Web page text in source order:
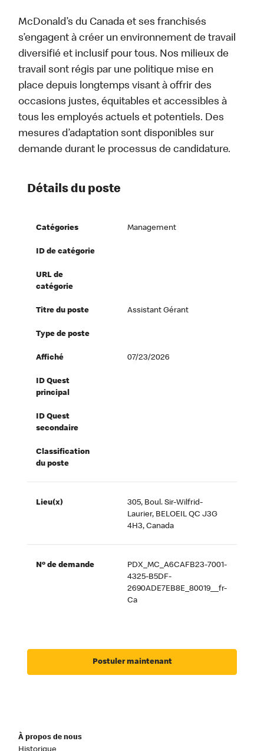
McDonald’s du Canada et ses franchisés
s’engagent à créer un environnement de travail
diversifié et inclusif pour tous. Nos milieux de
travail sont régis par une politique mise en
place depuis longtemps visant à offrir des
occasions justes, équitables et accessibles à
tous les employés actuels et potentiels. Des
mesures d’adaptation sont disponibles sur
demande durant le processus de candidature.
Détails du poste
Catégories Management
ID de catégorie
URL de
catégorie
Titre du poste Assistant Gérant
Type de poste
Affiché 07/23/2026
ID Quest
principal
ID Quest
secondaire
Classification
du poste
Lieu(x)
305, Boul. Sir-Wilfrid-
Laurier, BELOEIL QC J3G
4H3, Canada
Nº de demande
PDX_MC_A6CAFB23-7001-
4325-B5DF-
2690ADE7EB8E_80019__fr-
Ca
Postuler maintenant
À propos de nous